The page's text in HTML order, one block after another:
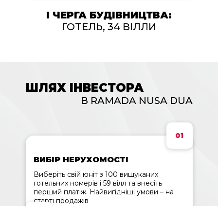
I ЧЕРГА БУДІВНИЦТВА:
ГОТЕЛЬ, 34 ВІЛЛИ
ШЛЯХ ІНВЕСТОРА
В RAMADA NUSA DUA
01
ВИБІР НЕРУХОМОСТІ
Виберіть свій юніт з 100 вишуканих
готельних номерів і 59 вілл та внесіть
перший платіж. Найвигідніші умови – на
старті продажів